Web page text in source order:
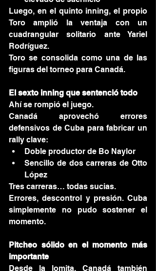
Luego, en el quinto inning, el propio
Toro amplió la ventaja con un
cuadrangular solitario ante Yariel
Rodríguez.
Toro se consolida como una de las
figuras del torneo para Canadá.
El sexto inning que sentenció todo
Ahí se rompió el juego.
Canadá aprovechó errores
defensivos de Cuba para fabricar un
rally clave:
Doble productor de Bo Naylor
Sencillo de dos carreras de Otto
López
Tres carreras… todas sucias.
Errores, descontrol y presión. Cuba
simplemente no pudo sostener el
momento.
Pitcheo sólido en el momento más
importante
Desde la lomita, Canadá también